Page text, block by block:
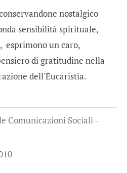
nostalgico
sensibilità spirituale,
esprimono un caro,
di gratitudine nella
dell'Eucaristia.
Comunicazioni Sociali -